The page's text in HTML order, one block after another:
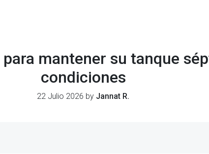
mantener su tanque
condiciones
22 Julio 2026 by Jannat R.